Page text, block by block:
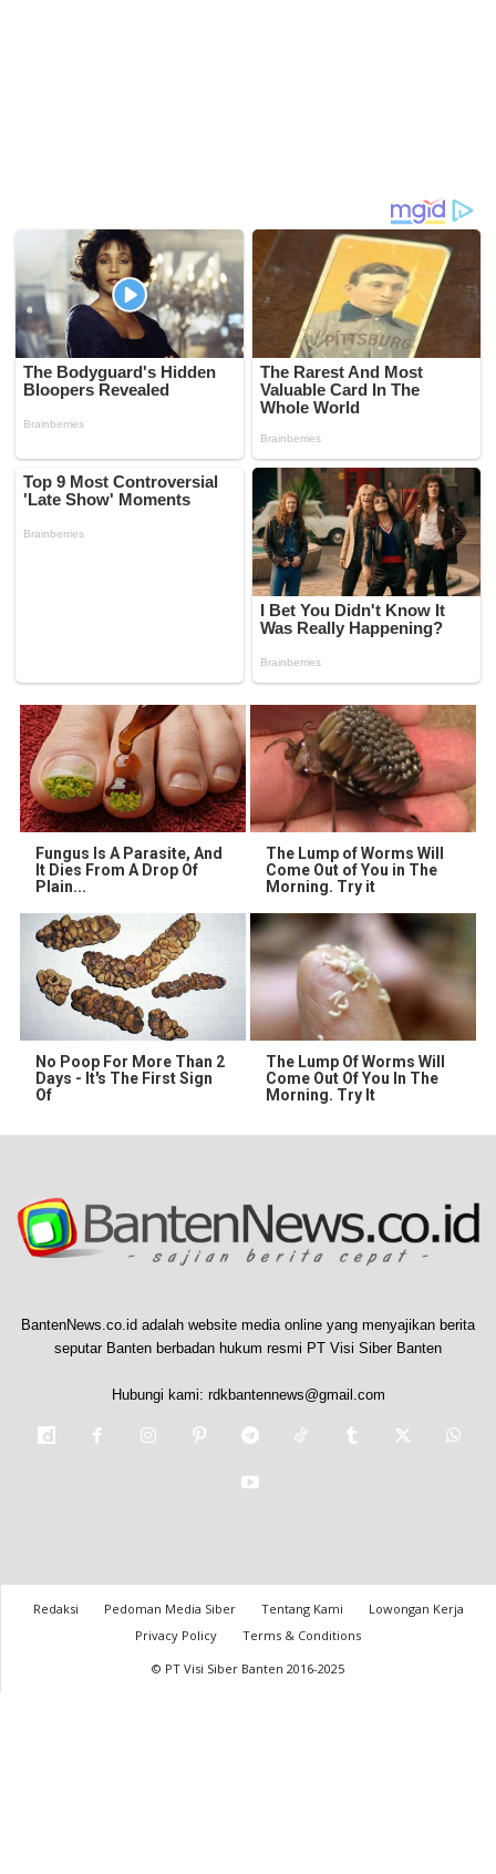
Fungus Is A Parasite, And
It Dies From A Drop Of
Plain...
The Lump of Worms Will
Come Out of You in The
Morning. Try it
No Poop For More Than 2
Days - It's The First Sign
Of
The Lump Of Worms Will
Come Out Of You In The
Morning. Try It
BantenNews.co.id adalah website media online yang menyajikan berita
seputar Banten berbadan hukum resmi PT Visi Siber Banten
Hubungi kami: rdkbantennews@gmail.com
Redaksi Pedoman Media Siber Tentang Kami
Lowongan Kerja
Privacy Policy
Terms & Conditions
© PT Visi Siber Banten 2016-2025